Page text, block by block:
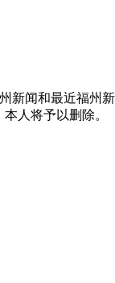
新闻和最近福州
人将予以删除。